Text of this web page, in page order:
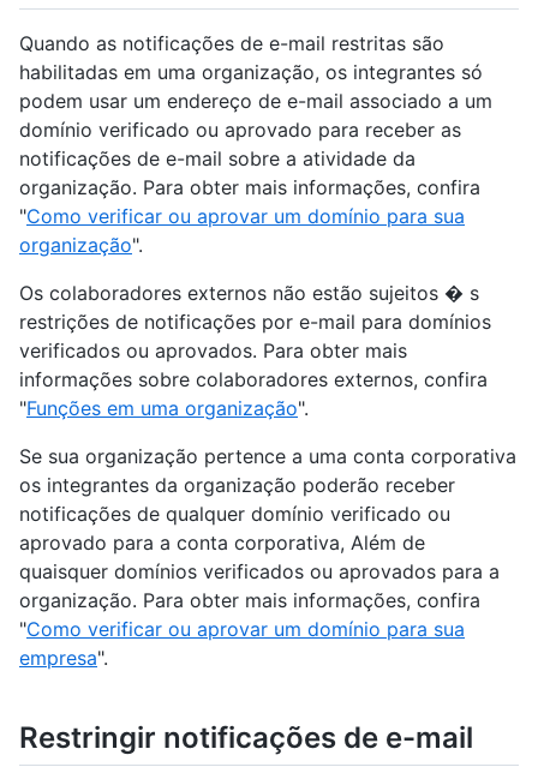
Quando as notificações de e-mail restritas são
habilitadas em uma organização, os integrantes só
podem usar um endereço de e-mail associado a um
domínio verificado ou aprovado para receber as
notificações de e-mail sobre a atividade da
organização. Para obter mais informações, confira
"Como verificar ou aprovar um domínio para sua
organização".
Os colaboradores externos não estão sujeitos � s
restrições de notificações por e-mail para domínios
verificados ou aprovados. Para obter mais
informações sobre colaboradores externos, confira
"Funções em uma organização".
Se sua organização pertence a uma conta corporativa
os integrantes da organização poderão receber
notificações de qualquer domínio verificado ou
aprovado para a conta corporativa, Além de
quaisquer domínios verificados ou aprovados para a
organização. Para obter mais informações, confira
"Como verificar ou aprovar um domínio para sua
empresa".
Restringir notificações de e-mail